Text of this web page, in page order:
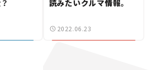
読みたいクルマ情報。
2022.06.23